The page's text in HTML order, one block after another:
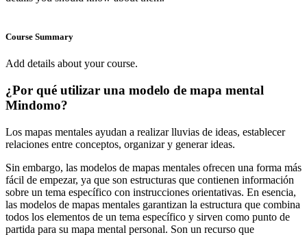
Course Summary
Add details about your course.
¿Por qué utilizar una modelo de mapa mental
Mindomo?
Los mapas mentales ayudan a realizar lluvias de ideas, establecer
relaciones entre conceptos, organizar y generar ideas.
Sin embargo, las modelos de mapas mentales ofrecen una forma más
fácil de empezar, ya que son estructuras que contienen información
sobre un tema específico con instrucciones orientativas. En esencia,
las modelos de mapas mentales garantizan la estructura que combina
todos los elementos de un tema específico y sirven como punto de
partida para su mapa mental personal. Son un recurso que